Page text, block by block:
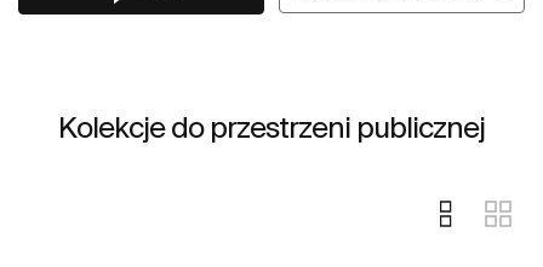
Kolekcje do przestrzeni publicznej